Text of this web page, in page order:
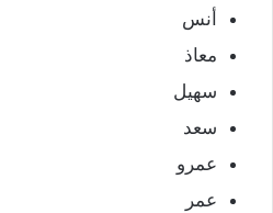
أنس
معاذ
سهيل
سعد
عمرو
عمر